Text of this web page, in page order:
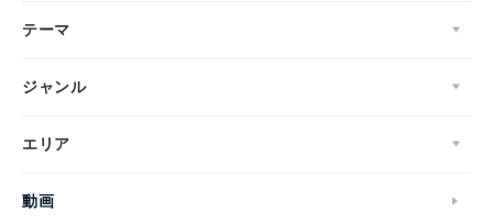
テーマ
ジャンル
エリア
動画